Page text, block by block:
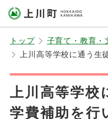
北海道上川町
Hokkaido Kamikawa
Twon
トップ 子育て・教育・
上川高等学校に通う生
上川高等学校
学費補助を行